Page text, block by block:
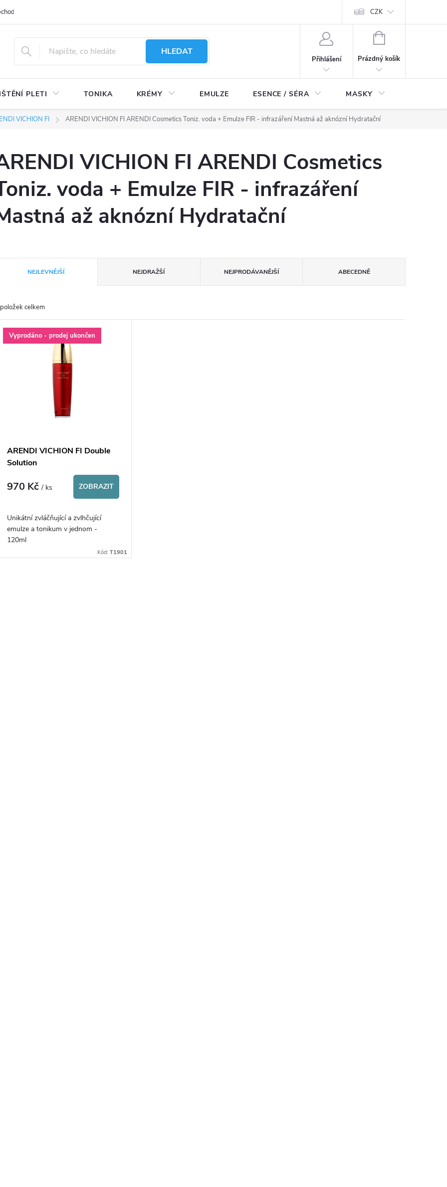
CZK
HLEDAT
Přihlášení
NÁKUPNÍ
Prázdný košík
PLETI TONIKA KRÉMY EMULZE ESENCE / SÉRA MASKY
VICHION FI ARENDI VICHION FI ARENDI Cosmetics Toniz. voda + Emulze FIR - infrazáření Mastná až aknózní Hydratační
VICHION FI ARENDI Cosmetics
voda + Emulze FIR - infrazáření
až aknózní Hydratační
e
NEJLEVNĚJŠÍ NEJDRAŽŠÍ NEJPRODÁVANĚJŠÍ ABECEDNĚ
položek celkem
VVyprodáno - prodej ukončen
ARENDI VICHION FI Double
Solution
970 Kč/ ks ZOBRAZIT
Unikátní zvláčňující a zvlhčující
emulze a tonikum v jednom -
120ml
Kód:T1901